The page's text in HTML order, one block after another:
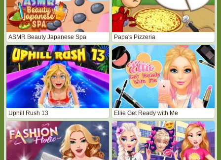
ASMR Beauty Japanese Spa Papa's Pizzeria
Uphill Rush 13 Ellie Get Ready with Me